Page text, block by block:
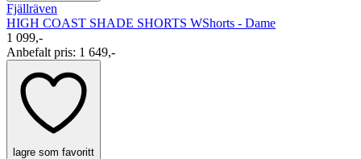
Fjällräven
HIGH COAST SHADE SHORTS WShorts - Dame
1 099,-
Anbefalt pris: 1 649,-
lagre som favoritt